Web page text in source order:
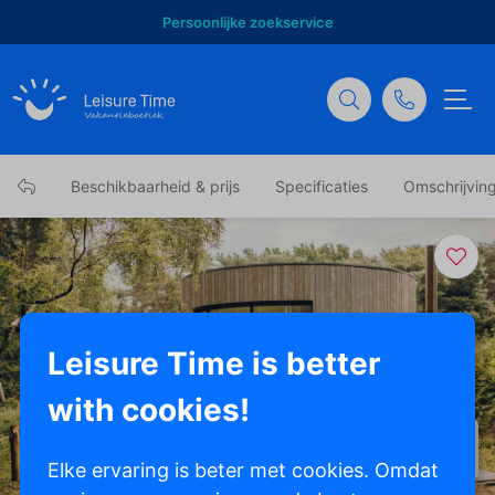
Persoonlijke zoekservice
Beschikbaarheid & prijs Specificaties
Leisure Time is better
with cookies!
Elke ervaring is beter met cookies. Omdat